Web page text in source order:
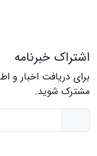
اشتراک خبرنامه
برای دریافت اخبار و
مشترک شوید.